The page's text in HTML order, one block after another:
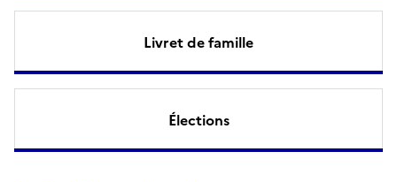
Livret de famille
Élections